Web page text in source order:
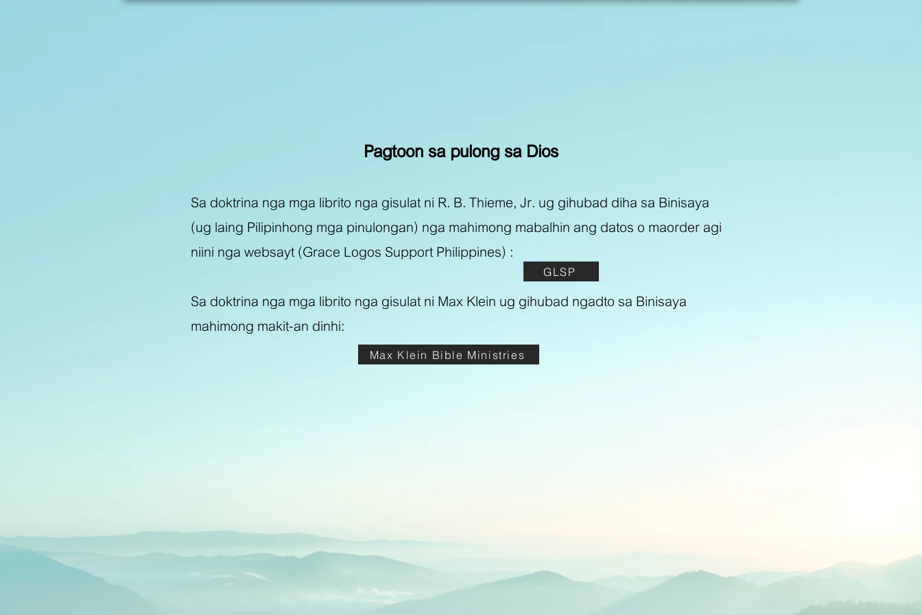
Pagtoon sa pulong sa Dios
Sa doktrina nga mga librito nga gisulat ni R. B. Thieme, Jr. ug gihubad diha sa Binisaya
(ug laing Pilipinhong mga pinulongan) nga mahimong mabalhin ang datos o maorder agi
niini nga websayt (Grace Logos Support Philippines) :
Sa doktrina nga mga librito nga gisulat ni Max Klein ug gihubad ngadto sa Binisaya
mahimong makit-an dinhi:
Max Klein Bible Ministries
GLSP